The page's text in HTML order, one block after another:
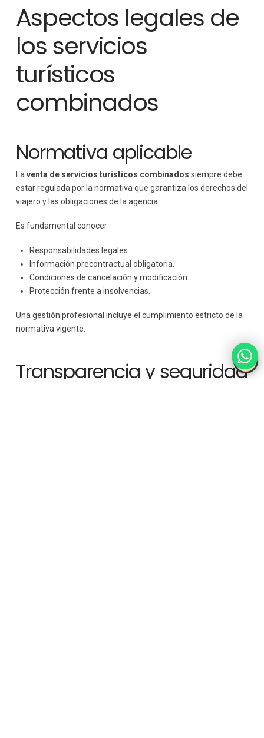
Aspectos legales de
los servicios
turísticos
combinados
Normativa aplicable
La venta de servicios turísticos combinados siempre debe
estar regulada por la normativa que garantiza los derechos del
viajero y las obligaciones de la agencia.
Es fundamental conocer:
Responsabilidades legales.
Información precontractual obligatoria.
Condiciones de cancelación y modificación.
Protección frente a insolvencias.
Una gestión profesional incluye el cumplimiento estricto de la
normativa vigente.
Transparencia y seguridad